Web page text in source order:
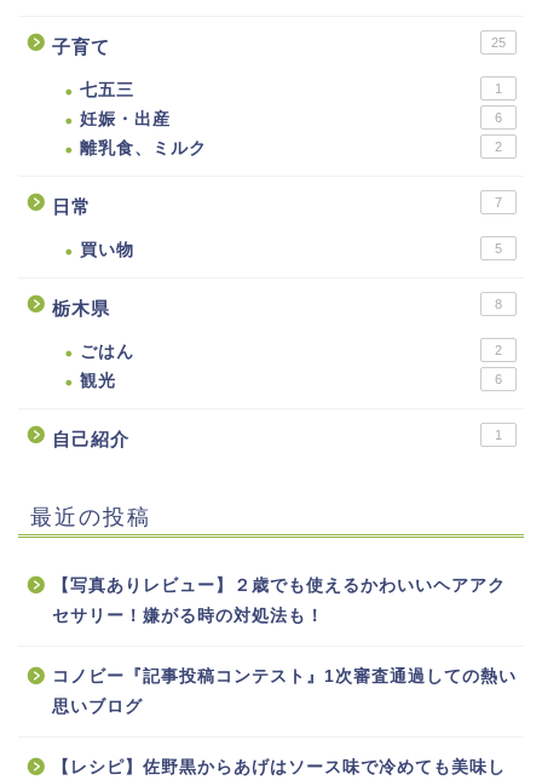
子育て 25
七五三 1
妊娠・出産 6
離乳食、ミルク 2
日常 7
買い物 5
栃木県 8
ごはん 2
観光 6
自己紹介 1
最近の投稿
【写真ありレビュー】２歳でも使えるかわいいヘアアク
セサリー！嫌がる時の対処法も！
コノビー『記事投稿コンテスト』1次審査通過しての熱い
思いブログ
【レシピ】佐野黒からあげはソース味で冷めても美味し